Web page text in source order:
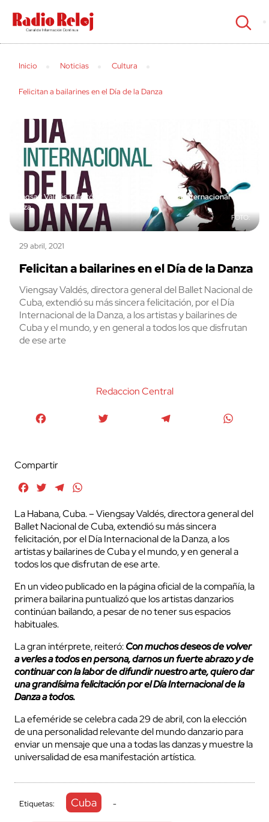
cerrar
Inicio Noticias Cultura
Felicitan a bailarines en el Día de la Danza
Viengsay Valdés felicitó a los bailarines por el Día Internacional de la
Danza
29 abril, 2021
Felicitan a bailarines en el Día de la Danza
Viengsay Valdés, directora general del Ballet Nacional de
Cuba, extendió su más sincera felicitación, por el Día
Internacional de la Danza, a los artistas y bailarines de
Cuba y el mundo, y en general a todos los que disfrutan
de ese arte
Redaccion Central
Compartir
FacebookTwitterTelegram
La Habana, Cuba. – Viengsay Valdés, directora general del
Ballet Nacional de Cuba, extendió su más sincera
felicitación, por el Día Internacional de la Danza, a los
artistas y bailarines de Cuba y el mundo, y en general a
todos los que disfrutan de ese arte.
En un video publicado en la página oficial de la compañía, la
primera bailarina puntualizó que los artistas danzarios
continúan bailando, a pesar de no tener sus espacios
habituales.
La gran intérprete, reiteró:Con muchos deseos de volver
a verles a todos en persona, darnos un fuerte abrazo y de
continuar con la labor de difundir nuestro arte, quiero dar
una grandísima felicitación por el Día Internacional de la
Danza a todos.
La efeméride se celebra cada 29 de abril, con la elección
de una personalidad relevante del mundo danzario para
enviar un mensaje que una a todas las danzas y muestre la
universalidad de esa manifestación artística.
Etiquetas: Cuba -